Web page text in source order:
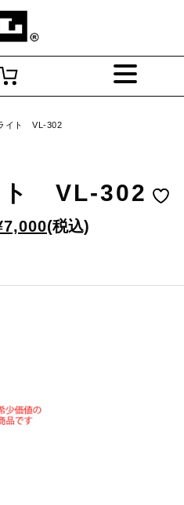
イト VL-302
ト VL-302
7,000現
価
(税込)